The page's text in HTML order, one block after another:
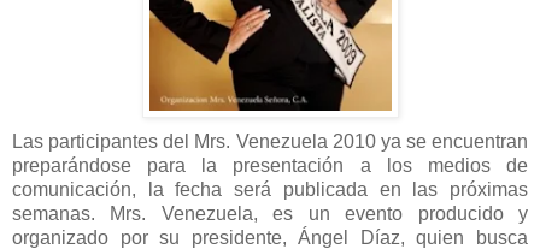
Las participantes del Mrs. Venezuela 2010 ya se encuentran
preparándose para la presentación a los medios de
comunicación, la fecha será publicada en las próximas
semanas. Mrs. Venezuela, es un evento producido y
organizado por su presidente, Ángel Díaz, quien busca